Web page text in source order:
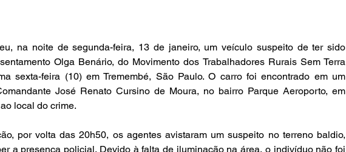
na noite de segunda-feira, 13 de janeiro, um veículo suspeito de ter sido
Olga Benário, do Movimento dos Trabalhadores Rurais Sem Terra
sexta-feira (10) em Tremembé, São Paulo. O carro foi encontrado em um
José Renato Cursino de Moura, no bairro Parque Aeroporto, em
local do crime.
por volta das 20h50, os agentes avistaram um suspeito no terreno baldio,
a presença policial. Devido à falta de iluminação na área, o indivíduo não foi